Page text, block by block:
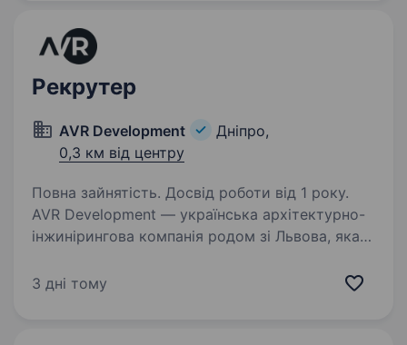
Рекрутер
AVR Development
Дніпро,
0,3 км від центру
Повна зайнятість. Досвід роботи від 1 року.
AVR Development — українська архітектурно-
інжинірингова компанія родом зі Львова, яка
простори, освітні та комерційні об'єкти
3 дні тому